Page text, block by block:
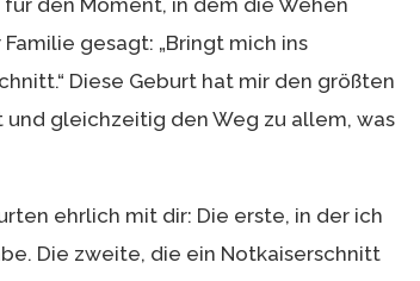
den Moment, in dem die Wehen
gesagt: „Bringt mich ins
Diese Geburt hat mir den größten
gleichzeitig den Weg zu allem, was
ehrlich mit dir: Die erste, in der ich
Die zweite, die ein Notkaiserschnitt